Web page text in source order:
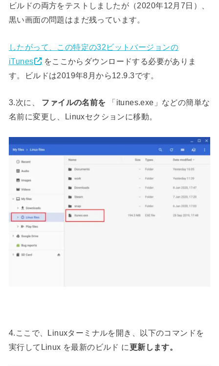
ビルドの両方をテストしましたが（2020年12月7日）、
黒い画面の問題はまだ残っています。
したがって、この特定の32ビットバージョンの
iTunes
をここからダウンロードする必要がありま
す。ビルドは2019年8月から12.9.3です。
3.次に、 ファイルの名前を 「itunes.exe」などの簡単な
名前に変更し、Linuxセクションに移動。
4.ここで、Linuxターミナルを開き、以下のコマンドを
実行してLinux を最新のビルド に更新します。